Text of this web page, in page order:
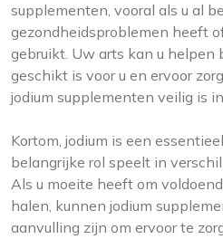
supplementen, vooral als u al
gezondheidsproblemen heeft
gebruikt. Uw arts kan u helpen
geschikt is voor u en ervoor
jodium supplementen veilig is
Kortom, jodium is een
belangrijke rol speelt in
Als u moeite heeft om
halen, kunnen jodium
aanvulling zijn om ervoor te